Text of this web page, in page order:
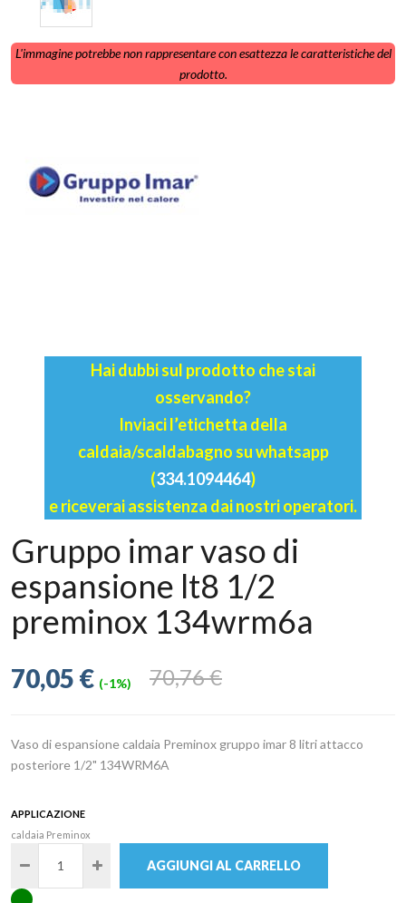
L'immagine potrebbe non rappresentare con esattezza le caratteristiche del
prodotto.
Hai dubbi sul prodotto che stai
osservando?
Inviaci l’etichetta della
caldaia/scaldabagno su whatsapp
(334.1094464)
e riceverai assistenza dai nostri operatori.
Gruppo imar vaso di
espansione lt8 1/2
preminox 134wrm6a
70,76 €
70,05 € (-1%)
Vaso di espansione caldaia Preminox gruppo imar 8 litri attacco
posteriore 1/2" 134WRM6A
APPLICAZIONE
caldaia Preminox
AGGIUNGI AL CARRELLO